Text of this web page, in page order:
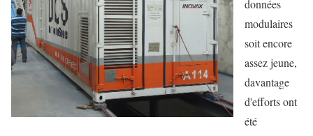
données
modulaires
soit encore
assez jeune,
davantage
d'efforts ont
été